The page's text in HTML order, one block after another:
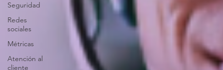
Seguridad
Redes
sociales
Métricas
Atención al
cliente